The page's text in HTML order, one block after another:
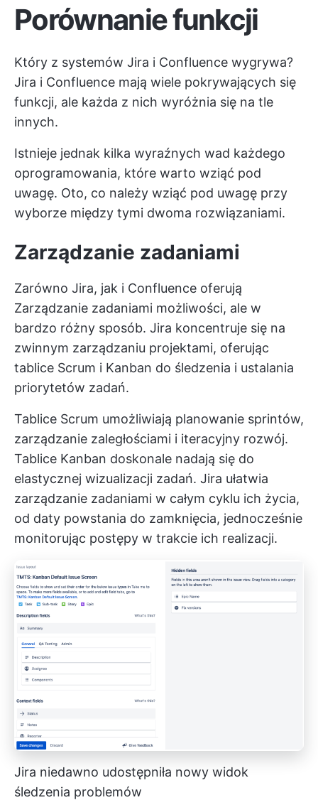
Porównanie funkcji
Który z systemów Jira i Confluence wygrywa?
Jira i Confluence mają wiele pokrywających się
funkcji, ale każda z nich wyróżnia się na tle
innych.
Istnieje jednak kilka wyraźnych wad każdego
oprogramowania, które warto wziąć pod
uwagę. Oto, co należy wziąć pod uwagę przy
wyborze między tymi dwoma rozwiązaniami.
Zarządzanie zadaniami
Zarówno Jira, jak i Confluence oferują
Zarządzanie zadaniami możliwości, ale w
bardzo różny sposób. Jira koncentruje się na
zwinnym zarządzaniu projektami, oferując
tablice Scrum i Kanban do śledzenia i ustalania
priorytetów zadań.
Tablice Scrum umożliwiają planowanie sprintów,
zarządzanie zaległościami i iteracyjny rozwój.
Tablice Kanban doskonale nadają się do
elastycznej wizualizacji zadań. Jira ułatwia
zarządzanie zadaniami w całym cyklu ich życia,
od daty powstania do zamknięcia, jednocześnie
monitorując postępy w trakcie ich realizacji.
Jira niedawno udostępniła nowy widok
śledzenia problemów